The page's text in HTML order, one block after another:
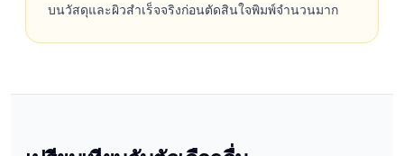
บนวัสดุและผิวสำเร็จจริงก่อนตัดสินใจพิมพ์จำนวนมาก